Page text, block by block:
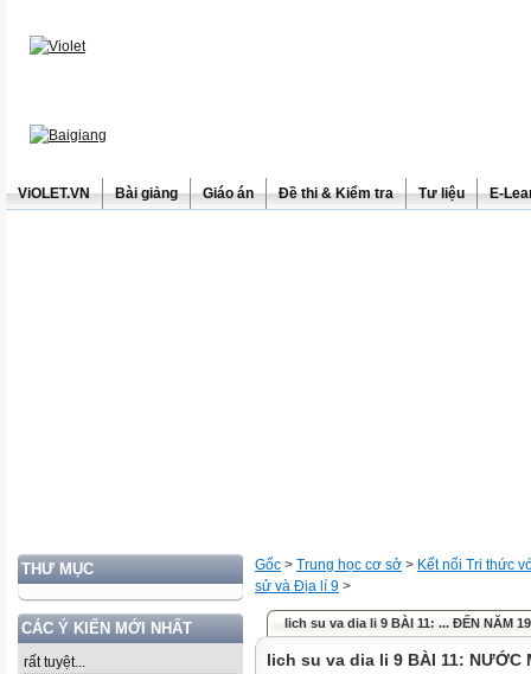
ViOLET.VN Bài giảng Giáo án Đề thi & Kiểm tra Tư liệu E-
THƯ MỤC
CÁC Ý KIẾN MỚI NHẤT
rất tuyệt...
Gốc > Trung học cơ sở > Kết nối Tri thức
sử và Địa lí 9 >
lich su va dia li 9 BÀI 11: ... ĐẾN NĂM
lich su va dia li 9 BÀI 11: NƯỚC